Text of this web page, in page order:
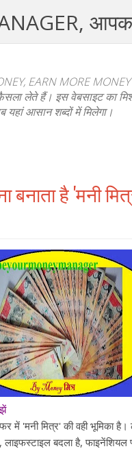
EARN MORE
फैसला लेते हैं। इस वेबसाइट का
यहां आसान शब्दों में मिलेगा।
है 'मनी
में 'मनी मित्र' की वही भूमिका
बदला है, फाइनेंशियल